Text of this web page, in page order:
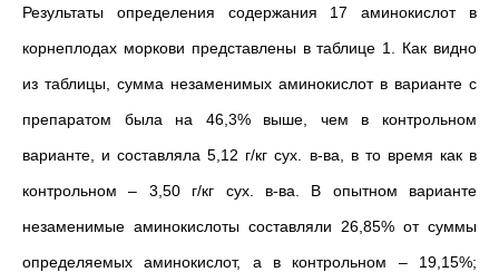
Результаты определения содержания 17 аминокислот в
корнеплодах моркови представлены в таблице 1. Как видно
из таблицы, сумма незаменимых аминокислот в варианте с
препаратом была на 46,3% выше, чем в контрольном
варианте, и составляла 5,12 г/кг сух. в-ва, в то время как в
контрольном – 3,50 г/кг сух. в-ва. В опытном варианте
незаменимые аминокислоты составляли 26,85% от суммы
определяемых аминокислот, а в контрольном – 19,15%;